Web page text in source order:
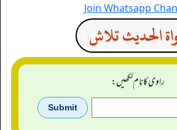
Join Whatsapp
الحديث تلاش
راوی کا نام لکھیں: